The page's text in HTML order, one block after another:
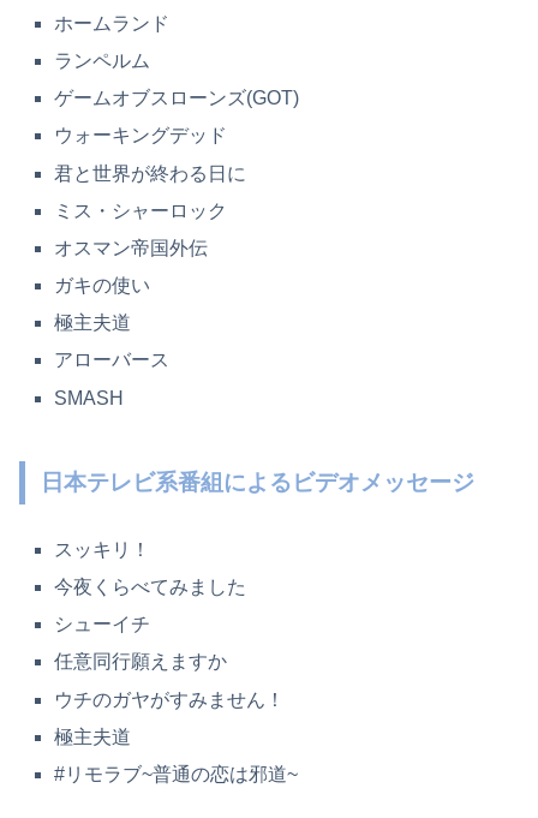
ホームランド
ランペルム
ゲームオブスローンズ(GOT)
ウォーキングデッド
君と世界が終わる日に
ミス・シャーロック
オスマン帝国外伝
ガキの使い
極主夫道
アローバース
SMASH
日本テレビ系番組によるビデオメッセージ
スッキリ！
今夜くらべてみました
シューイチ
任意同行願えますか
ウチのガヤがすみません！
極主夫道
#リモラブ~普通の恋は邪道~